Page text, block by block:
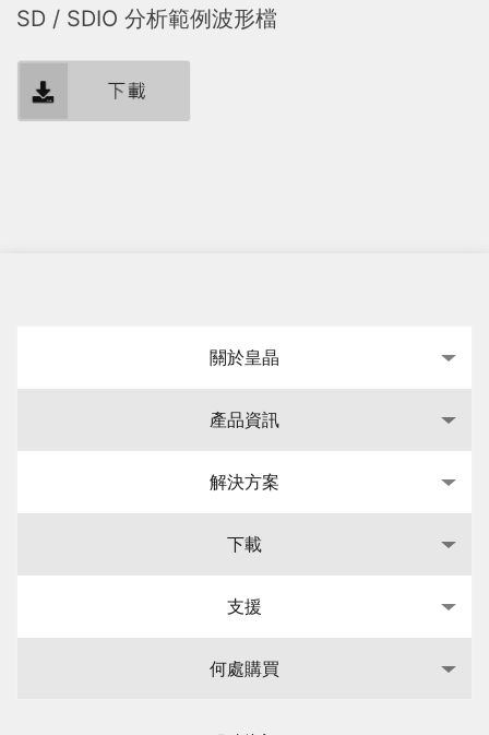
SD / SDIO 分析範例波形檔
關於皇晶
產品資訊
解決方案
下載
支援
何處購買